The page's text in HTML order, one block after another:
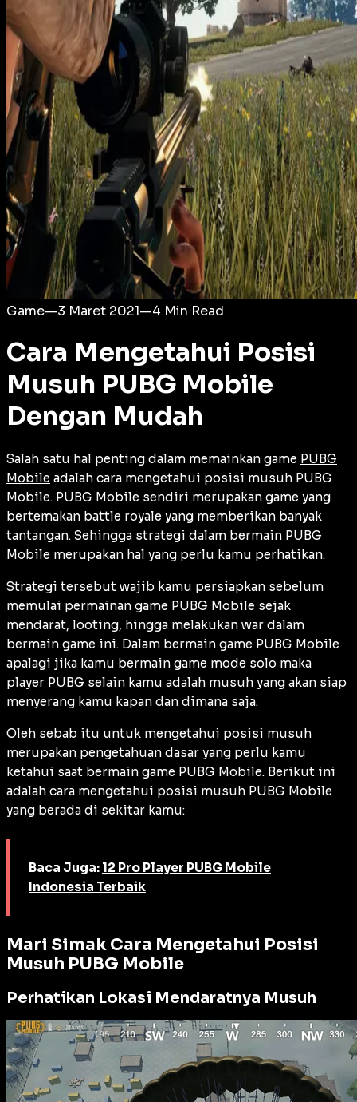
Game—3 Maret 2021—4 Min Read
Cara Mengetahui Posisi
Musuh PUBG Mobile
Dengan Mudah
Salah satu hal penting dalam memainkan game PUBG
Mobile adalah cara mengetahui posisi musuh PUBG
Mobile. PUBG Mobile sendiri merupakan game yang
bertemakan battle royale yang memberikan banyak
tantangan. Sehingga strategi dalam bermain PUBG
Mobile merupakan hal yang perlu kamu perhatikan.
Strategi tersebut wajib kamu persiapkan sebelum
memulai permainan game PUBG Mobile sejak
mendarat, looting, hingga melakukan war dalam
bermain game ini. Dalam bermain game PUBG Mobile
apalagi jika kamu bermain game mode solo maka
player PUBG selain kamu adalah musuh yang akan siap
menyerang kamu kapan dan dimana saja.
Oleh sebab itu untuk mengetahui posisi musuh
merupakan pengetahuan dasar yang perlu kamu
ketahui saat bermain game PUBG Mobile. Berikut ini
adalah cara mengetahui posisi musuh PUBG Mobile
yang berada di sekitar kamu:
Baca Juga: 12 Pro Player PUBG Mobile
Indonesia Terbaik
Mari SimakCara Mengetahui Posisi
Musuh PUBG Mobile
Perhatikan Lokasi Mendaratnya Musuh